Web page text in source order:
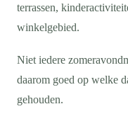
terrassen,
winkelgebied.
Niet iedere
daarom goed op welke
gehouden.